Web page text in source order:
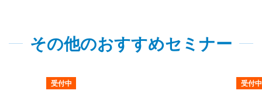
その他のおすすめセミナー
受付中 受付中